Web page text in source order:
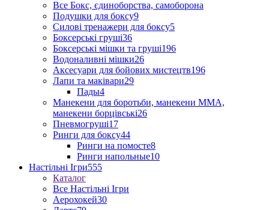
Все Бокс, єдиноборства, самоборона
Подушки для боксу9
Силові тренажери для боксу5
Боксерські груші36
Боксерські мішки та груші196
Водоналивні мішки26
Аксесуари для бойових мистецтв196
Лапи та маківари29
Пады4
Манекени для боротьби, манекени ММА,
манекени борцівські26
Пневмогруші17
Ринги для боксу44
Ринги на помосте8
Ринги напольные10
Настільні Ігри555
Каталог
Все Настільні Ігри
Аерохокей30